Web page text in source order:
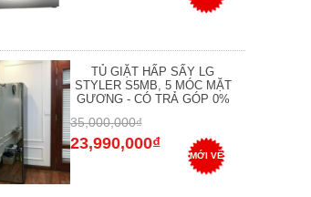
TỦ GIẶT HẤP SẤY LG
STYLER S5MB, 5 MÓC MẶT
GƯƠNG - CÓ TRẢ GÓP 0%
35,000,000₫
23,990,000₫
MỚI VỀ